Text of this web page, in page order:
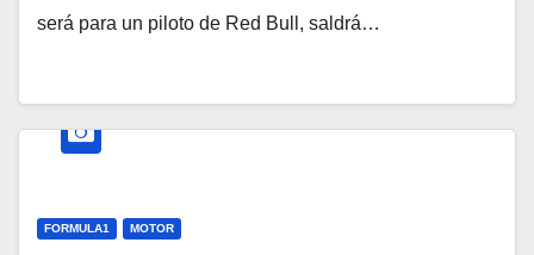
será para un piloto de Red Bull, saldrá…
FORMULA1 MOTOR